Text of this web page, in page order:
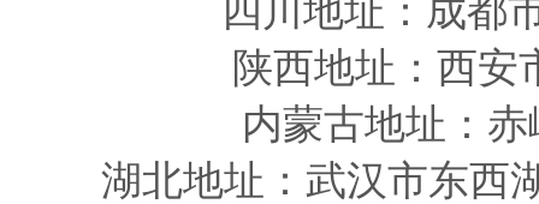
四川 地址 ：成都
陕西地址 ：西
内蒙古地址：
湖北地址：武汉市东西